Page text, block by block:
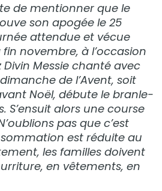
de mentionner que le
son apogée le 25
attendue et vécue
novembre, à l’occasion
Messie chanté avec
de l’Avent, soit
Noël, débute le branle-
S’ensuit alors une course
pas que c’est
est réduite au
les familles doivent
en vêtements, en